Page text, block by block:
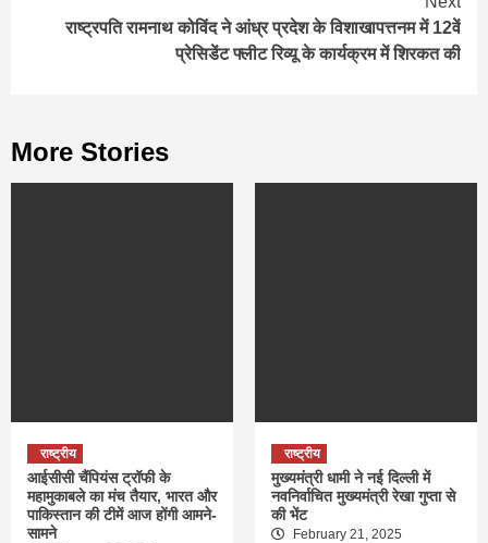
राष्ट्रपति रामनाथ कोविंद ने आंध्र प्रदेश के विशाखापत्तनम में 12वें
प्रेसिडेंट फ्लीट रिव्यू के कार्यक्रम में शिरकत की
More Stories
राष्ट्रीय
आईसीसी चैंपियंस ट्रॉफी के
महामुकाबले का मंच तैयार, भारत और
पाकिस्तान की टीमें आज होंगी आमने-
सामने
राष्ट्रीय
मुख्यमंत्री धामी ने नई दिल्ली में
नवनिर्वाचित मुख्यमंत्री रेखा गुप्ता से
की भेंट
February 21, 2025